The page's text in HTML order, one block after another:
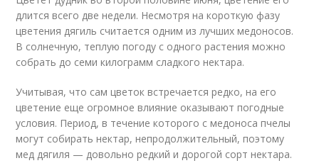
длится всего две недели. Несмотря на короткую фазу
цветения дягиль считается одним из лучших медоносов.
В солнечную, теплую погоду с одного растения можно
собрать до семи килограмм сладкого нектара.
Учитывая, что сам цветок встречается редко, на его
цветение еще огромное влияние оказывают погодные
условия. Период, в течение которого с медоноса пчелы
могут собирать нектар, непродолжительный, поэтому
мед дягиля — довольно редкий и дорогой сорт нектара.